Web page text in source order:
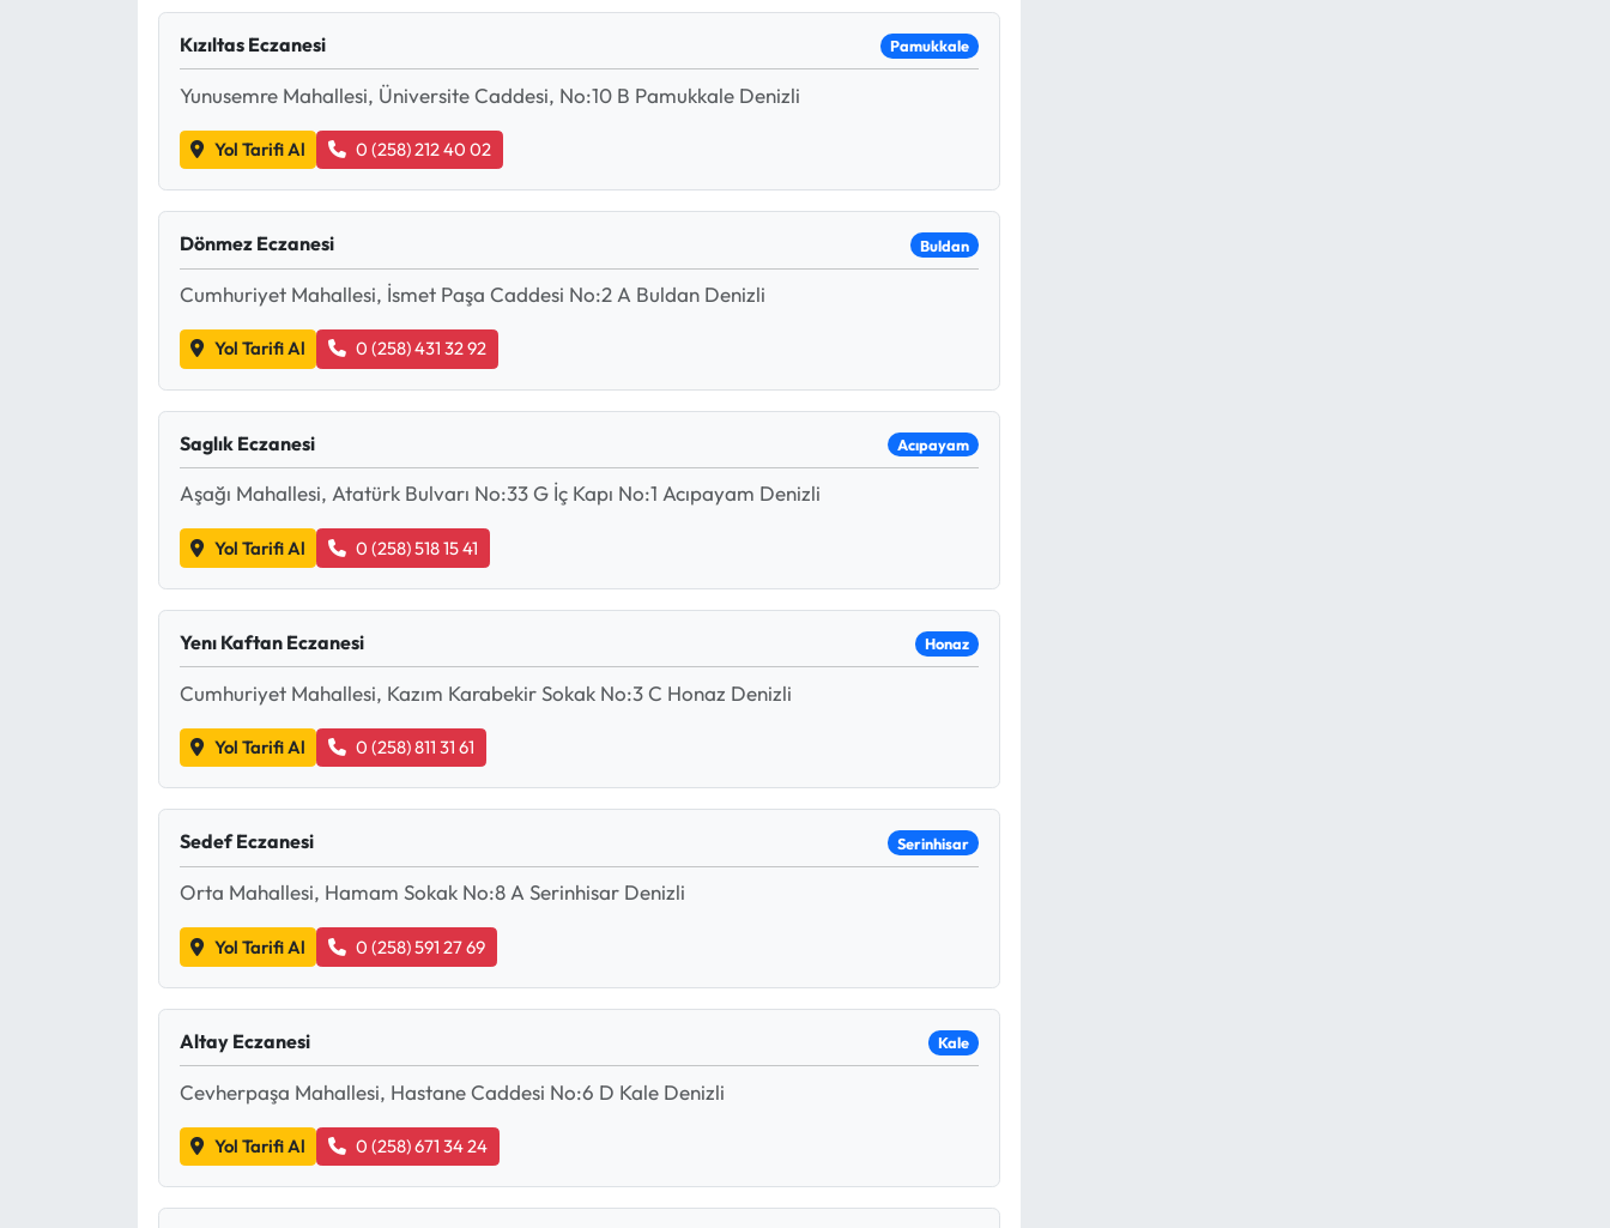
Kızıltas Eczanesi Pamukkale
Yunusemre Mahallesi, Üniversite Caddesi, No:10 B Pamukkale Denizli
Yol Tarifi Al 0 (258) 212 40 02
Dönmez Eczanesi Buldan
Cumhuriyet Mahallesi, İsmet Paşa Caddesi No:2 A Buldan Denizli
Yol Tarifi Al 0 (258) 431 32 92
Saglık Eczanesi Acıpayam
Aşağı Mahallesi, Atatürk Bulvarı No:33 G İç Kapı No:1 Acıpayam Denizli
Yol Tarifi Al 0 (258) 518 15 41
Yenı Kaftan Eczanesi Honaz
Cumhuriyet Mahallesi, Kazım Karabekir Sokak No:3 C Honaz Denizli
Yol Tarifi Al 0 (258) 811 31 61
Sedef Eczanesi Serinhisar
Orta Mahallesi, Hamam Sokak No:8 A Serinhisar Denizli
Yol Tarifi Al 0 (258) 591 27 69
Altay Eczanesi Kale
Cevherpaşa Mahallesi, Hastane Caddesi No:6 D Kale Denizli
Yol Tarifi Al 0 (258) 671 34 24